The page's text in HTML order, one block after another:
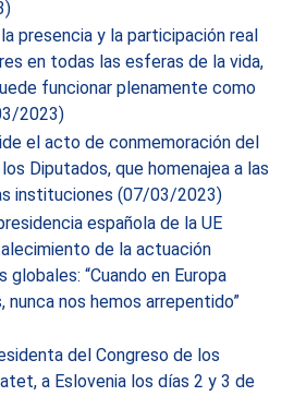
presencia y la participación real
en todas las esferas de la vida,
funcionar plenamente como
2023)
el acto de conmemoración del
Diputados, que homenajea a las
instituciones (07/03/2023)
española de la UE
de la actuación
“Cuando en Europa
nunca nos hemos arrepentido”
del Congreso de los
a Eslovenia los días 2 y 3 de